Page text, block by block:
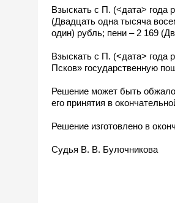
Взыскать с П. (<дата> года
(Двадцать одна тысяча
один) рубль; пени – 2 169
Взыскать с П. (<дата> года
Псков» государственную
Решение может быть
его принятия в
Решение изготовлено в
Судья В. В. Булочникова